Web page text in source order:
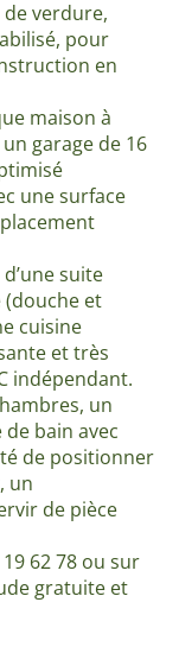
de verdure,
pour
en
maison à
garage de 16
une surface
suite
(douche et
cuisine
et très
indépendant.
un
bain avec
de positionner
un
de pièce
62 78 ou sur
gratuite et